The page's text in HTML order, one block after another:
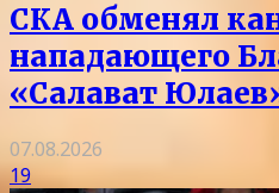
СКА обменял
нападающего
«Салават
07.08.2026
19